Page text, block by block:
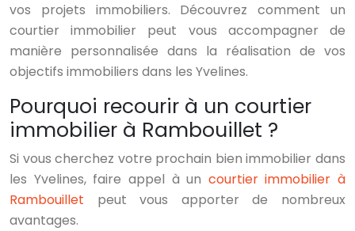
vos projets immobiliers. Découvrez comment un
courtier immobilier peut vous accompagner de
manière personnalisée dans la réalisation de vos
objectifs immobiliers dans les Yvelines.
Pourquoi recourir à un courtier
immobilier à Rambouillet ?
Si vous cherchez votre prochain bien immobilier dans
les Yvelines, faire appel à un courtier immobilier à
Rambouillet peut vous apporter de nombreux
avantages.